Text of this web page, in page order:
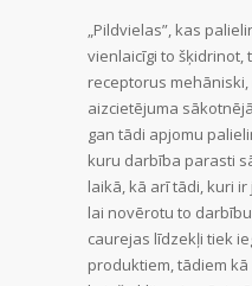
„Pildvielas”, kas
vienlaicīgi to
receptorus
aizcietējuma
gan tādi apjomu
kuru darbība parasti
laikā, kā arī tādi, kuri
lai novērotu to
caurejas līdzekļi tiek
produktiem, tādiem